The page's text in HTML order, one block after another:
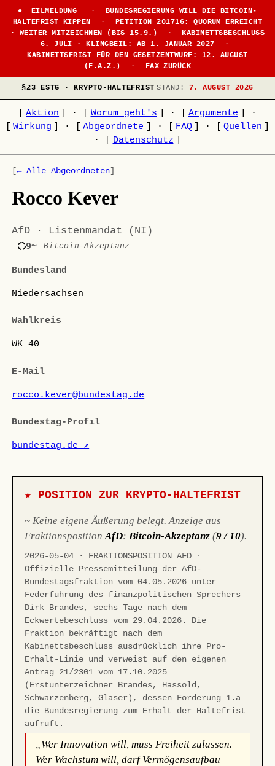
EILMELDUNG ·
BUNDESREGIERUNG WILL DIE BITCOIN-
HALTEFRIST KIPPEN
·
PETITION 201716: QUORUM ERREICHT
· WEITER MITZEICHNEN (BIS 15.9.)
·
KABINETTSBESCHLUSS
6. JULI · KLINGBEIL: AB 1. JANUAR 2027
·
KABINETTSFRIST FÜR DEN GESETZENTWURF: 12. AUGUST
(F.A.Z.)
· FAX ZURÜCK
§23 ESTG · KRYPTO-HALTEFRIST STAND: 7. AUGUST 2026
Aktion · Worum geht's · Argumente
·
Wirkung · Abgeordnete · FAQ · Quellen
·
Datenschutz
[← Alle Abgeordneten]
Rocco Kever
AfD · Listenmandat (NI)
9~ Bitcoin-Akzeptanz
Bundesland
Niedersachsen
Wahlkreis
WK 40
E-Mail
rocco.kever@bundestag.de
Bundestag-Profil
bundestag.de ↗
★ POSITION ZUR KRYPTO-HALTEFRIST
~ Keine eigene Äußerung belegt. Anzeige aus
FraktionspositionAfD:Bitcoin-Akzeptanz (9 / 10).
2026-05-04 · FRAKTIONSPOSITION AFD ·
Offizielle Pressemitteilung der AfD-
Bundestagsfraktion vom 04.05.2026 unter
Federführung des finanzpolitischen Sprechers
Dirk Brandes, sechs Tage nach dem
Eckwertebeschluss vom 29.04.2026. Die
Fraktion bekräftigt nach dem
Kabinettsbeschluss ausdrücklich ihre Pro-
Erhalt-Linie und verweist auf den eigenen
Antrag 21/2301 vom 17.10.2025
(Erstunterzeichner Brandes, Hassold,
Schwarzenberg, Glaser), dessen Forderung 1.a
die Bundesregierung zum Erhalt der Haltefrist
aufruft.
„Wer Innovation will, muss Freiheit zulassen.
Wer Wachstum will, darf Vermögensaufbau